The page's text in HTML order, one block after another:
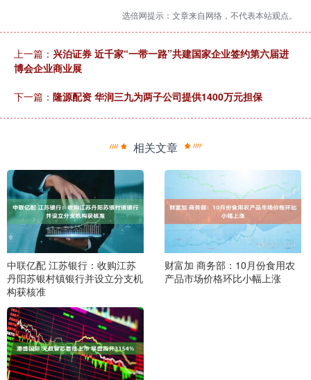
选倍网提示：文章来自网络，不代表本站观点。
上一篇： 兴泊证券 近千家“一带一路”共建国家企业签约第六届进
博会企业商业展
下一篇： 隆源配资 华润三九为两子公司提供1400万元担保
相关文章
中联亿配 江苏银行：收购江苏
丹阳苏银村镇银行并设立分支机
构获核准
财富加 商务部：10月份食用农
产品市场价格环比小幅上涨